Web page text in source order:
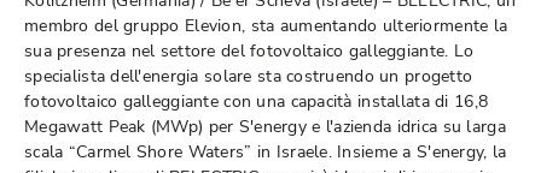
membro del gruppo Elevion, sta aumentando ulteriormente la
sua presenza nel settore del fotovoltaico galleggiante. Lo
specialista dell'energia solare sta costruendo un progetto
fotovoltaico galleggiante con una capacità installata di 16,8
Megawatt Peak (MWp) per S'energy e l'azienda idrica su larga
scala “Carmel Shore Waters” in Israele. Insieme a S'energy, la